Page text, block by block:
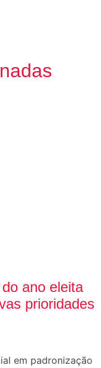
ano eleita
prioridades
em padronização